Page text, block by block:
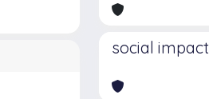
social impact